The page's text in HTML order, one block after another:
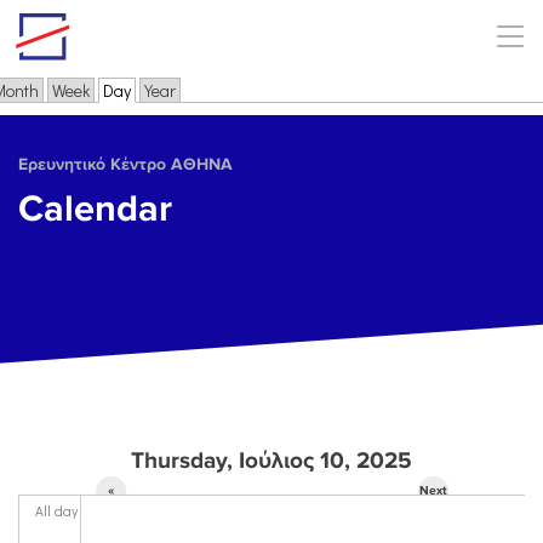
Skip to main content
Primary tabs
Week Day(active tab)
Year
Ερευνητικό Κέντρο ΑΘΗΝΑ
Calendar
Thursday, Ιούλιος 10, 2025
«
Next
All day